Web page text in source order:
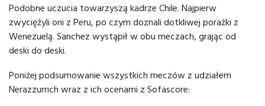
Podobne uczucia towarzyszą kadrze Chile. Najpierw
zwyciężyli oni z Peru, po czym doznali dotkliwej porażki z
Wenezuelą. Sanchez wystąpił w obu meczach, grając od
deski do deski.
Poniżej podsumowanie wszystkich meczów z udziałem
Nerazzurrich wraz z ich ocenami z Sofascore: